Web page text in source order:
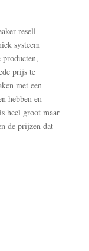
resell
systeem
producten,
prijs te
met een
hebben en
heel groot maar
de prijzen dat